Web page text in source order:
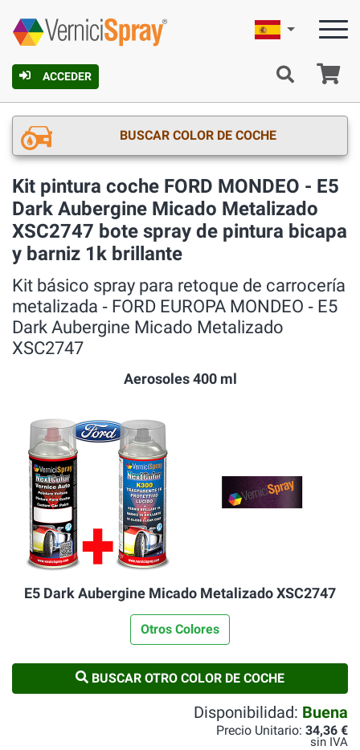
ACCEDER
Español
BUSCAR COLOR DE COCHE
Kit pintura coche FORD MONDEO - E5
Dark Aubergine Micado Metalizado
XSC2747 bote spray de pintura bicapa
y barniz 1k brillante
Kit básico spray para retoque de carrocería
metalizada ‐ FORD EUROPA MONDEO ‐ E5
Dark Aubergine Micado Metalizado
XSC2747
Aerosoles 400 ml
E5 Dark Aubergine Micado Metalizado XSC2747
Otros Colores
BUSCAR OTRO COLOR DE COCHE
Disponibilidad: Buena
Precio Unitario: 34,36 €
sin IVA